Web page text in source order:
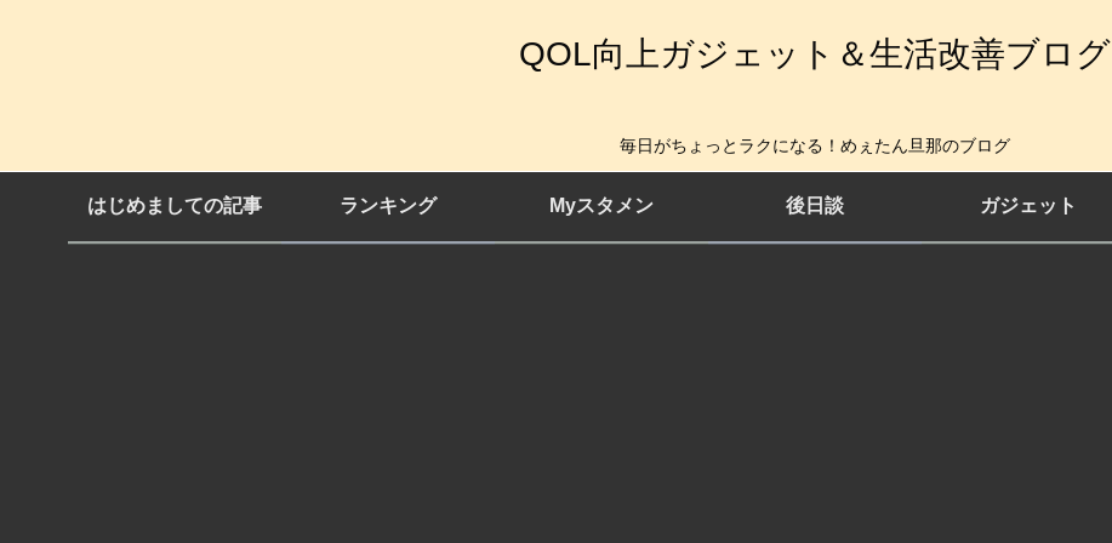
QOL向上ガジェット＆生活改善ブログ
毎日がちょっとラクになる！めぇたん旦那のブログ
はじめましての記事 ランキング Myスタメン 後日談 ガジェット